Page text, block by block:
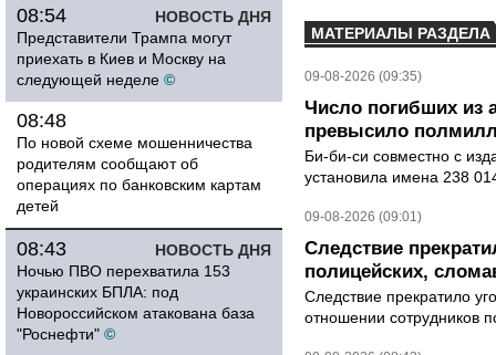
НОВОСТЬ ДНЯ
08:54
Представители Трампа могут
приехать в Киев и Москву на
следующей неделе ©
08:48
По новой схеме мошенничества
родителям сообщают об
операциях по банковским картам
детей
НОВОСТЬ ДНЯ
08:43
Ночью ПВО перехватила 153
украинских БПЛА: под
Новороссийском атакована база
"Роснефти" ©
МАТЕРИАЛЫ РАЗДЕЛА
09-08-2026 (09:35)
Число погибших из
превысило
Би-би-си совместно с
установила имена 238
09-08-2026 (09:01)
Следствие
полицейских,
Следствие прекратило
отношении сотрудников